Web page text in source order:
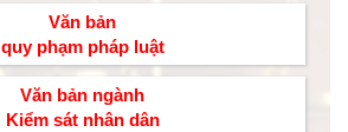
Văn bản
quy phạm pháp luật
Văn bản ngành
Kiểm sát nhân dân